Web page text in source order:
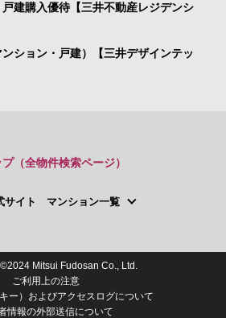
建購入優待【三井不動産レジデンシ
ション・戸建）【三井デザインテッ
（全物件検索ページ）
サイト マンション一覧
Mitsui Fudosan Co., Ltd.
ご利用上の注意
ー）およびアクセスログについて
情報の外部送信について